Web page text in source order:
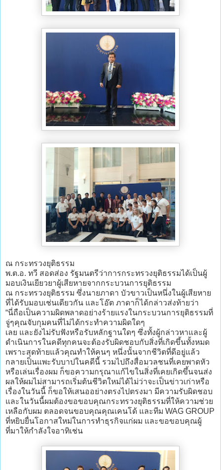
ณ กระทรวงยุติธรรม
พ.ต.อ. ทวี สอดส่อง รัฐมนตรีว่าการกระทรวงยุติธรรมได้เป็นผู้
มอบเงินเยียวยาผู้เสียหายจากกระบวนการยุติธรรม
ณ กระทรวงยุติธรรม ซึ่งนายภาดา บัวขาวเป็นหนึ่งในผู้เสียหาย
ที่ได้รับมอบเช่นเดียวกัน และโอ๊ต ภาดาก็ได้กล่าวส่งท้ายว่า
“นี่ถือเป็นความผิดพลาดอย่างร้ายแรงในกระบวนการยุติธรรมที่
จู่ๆคุณจับกุมคนที่ไม่ได้กระทำความผิดใดๆ
เลย และยังไม่รับฟังหรือรับหลักฐานใดๆ ซึ่งทั้งผู้กล่าวหาและผู้
ดำเนินการในคดีทุกคนจะต้องรับผิดชอบกับสิ่งที่เกิดขึ้นทั้งหมด
เพราะสุดท้ายแล้วคุณทำให้คนๆ หนึ่งนั้นจากชีวิตที่ดีอยู่แล้ว
กลายเป็นแพะรับบาปในคดีนี้ รวมไปถึงสื่อมวลชนที่เคยพาดหัว
หรือเล่นเรื่องผม ก็ขอความกรุณาแก้ไขในสิ่งที่เคยเกิดขึ้นจนส่ง
ผลให้ผมไม่สามารถเริ่มต้นชีวิตใหม่ได้ไม่ว่าจะเป็นข่าวเก่าหรือ
เรื่องในวันนี้ ก็ขอให้เสนออย่างตรงไปตรงมา มีความรับผิดชอบ
และในวันนี้ผมต้องขอขอบคุณกระทรวงยุติธรรมที่ให้ความช่วย
เหลือกับผม ตลอดจนขอบคุณคุณเคนโด้ และทีม WAG GROUP
ที่หยิบยื่นโอกาสใหม่ในการทำธุรกิจแก่ผม และขอขอบคุณผู้
ที่มาให้กำลังใจอาทิเช่น